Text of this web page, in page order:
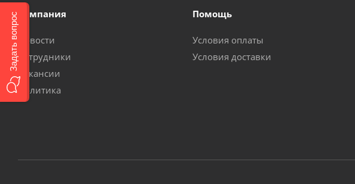
Компания
Новости
Сотрудники
Вакансии
Политика
Помощь
Условия оплаты
Условия доставки
Задать вопрос